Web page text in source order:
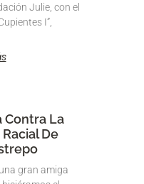
Julie, con el
I”,
Contra La
De
gran amiga